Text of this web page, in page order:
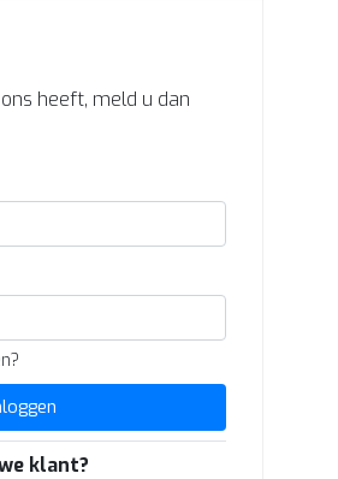
heeft, meld u dan
klant?